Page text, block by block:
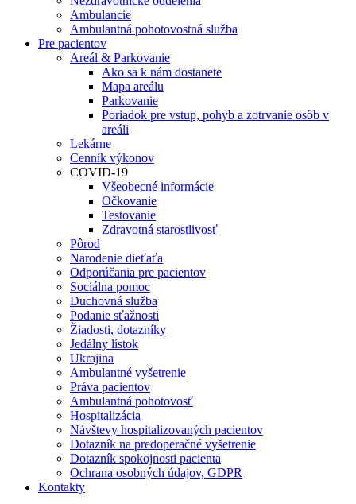
Ambulancie
Ambulantná pohotovostná služba
Pre pacientov
Areál & Parkovanie
Ako sa k nám dostanete
Mapa areálu
Parkovanie
Poriadok pre vstup, pohyb a zotrvanie osôb v
areáli
Lekárne
Cenník výkonov
COVID-19
Všeobecné informácie
Očkovanie
Testovanie
Zdravotná starostlivosť
Pôrod
Narodenie dieťaťa
Odporúčania pre pacientov
Sociálna pomoc
Duchovná služba
Podanie sťažnosti
Žiadosti, dotazníky
Jedálny lístok
Ukrajina
Ambulantné vyšetrenie
Práva pacientov
Ambulantná pohotovosť
Hospitalizácia
Návštevy hospitalizovaných pacientov
Dotazník na predoperačné vyšetrenie
Dotazník spokojnosti pacienta
Ochrana osobných údajov, GDPR
Kontakty